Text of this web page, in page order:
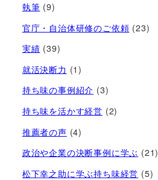
執筆 (9)
官庁・自治体研修のご依頼 (23)
実績 (39)
就活決断力 (1)
持ち味の事例紹介 (3)
持ち味を活かす経営​ (2)
推薦者の声 (4)
政治や企業の決断事例に学ぶ (21)
松下幸之助に学ぶ持ち味経営 (5)